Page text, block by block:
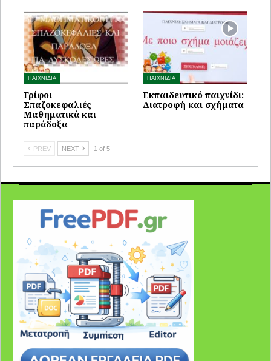
ΠΑΙΧΝΙΔΙΑ
Γρίφοι –
Σπαζοκεφαλιές
Μαθηματικά και
παράδοξα
ΠΑΙΧΝΙΔΙΑ
Εκπαιδευτικό παιχνίδι:
Διατροφή και σχήματα
PREV NEXT 1 of 5